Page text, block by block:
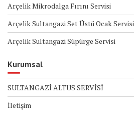
Arçelik Mikrodalga Fırını Servisi
Arçelik Sultangazi Set Üstü Ocak Servisi
Arçelik Sultangazi Süpürge Servisi
Kurumsal
SULTANGAZİ ALTUS SERVİSİ
İletişim